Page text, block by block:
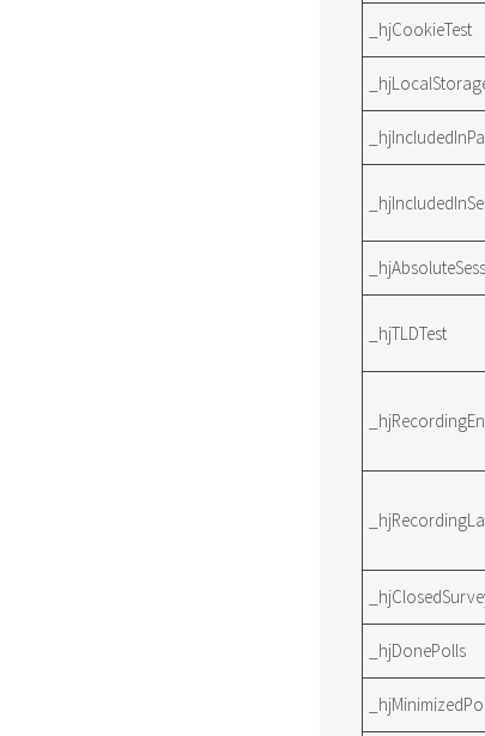
_hjCookieTest
_hjTLDTest
_hjDonePolls